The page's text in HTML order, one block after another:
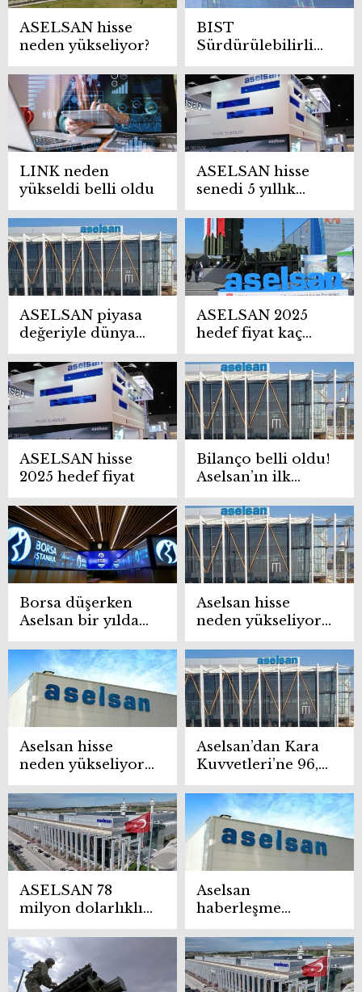
ASELSAN hisse
neden yükseliyor?
BIST
Sürdürülebilirlik
25 Endeksi
şirketlerine
Aselsan zirveden
giriş yaptı
LINK neden
yükseldi belli oldu
ASELSAN hisse
senedi 5 yıllık
getirisi ve geçmiş
veriler
ASELSAN piyasa
değeriyle dünyada
18. sırada
ASELSAN 2025
hedef fiyat kaç
TL?
ASELSAN hisse
2025 hedef fiyat
Bilanço belli oldu!
Aselsan’ın ilk
çeyrek kârı 2,1
milyar TL
Borsa düşerken
Aselsan bir yılda
yüzde 125 yükseldi
Aselsan hisse
neden yükseliyor?
158 milyon
dolarlık yeni
ihracat sözleşmesi
imzalandı
Aselsan hisse
neden yükseliyor?
Mart 2025 Aselsan
haberleri
Aselsan’dan Kara
Kuvvetleri’ne 96,8
milyon avroluk
anlaşma
ASELSAN 78
milyon dolarlıklık
sözleşmeye imza
attı
Aselsan
haberleşme
sistemlerine
yönelik ilk
siparişini aldığını
açıkladı